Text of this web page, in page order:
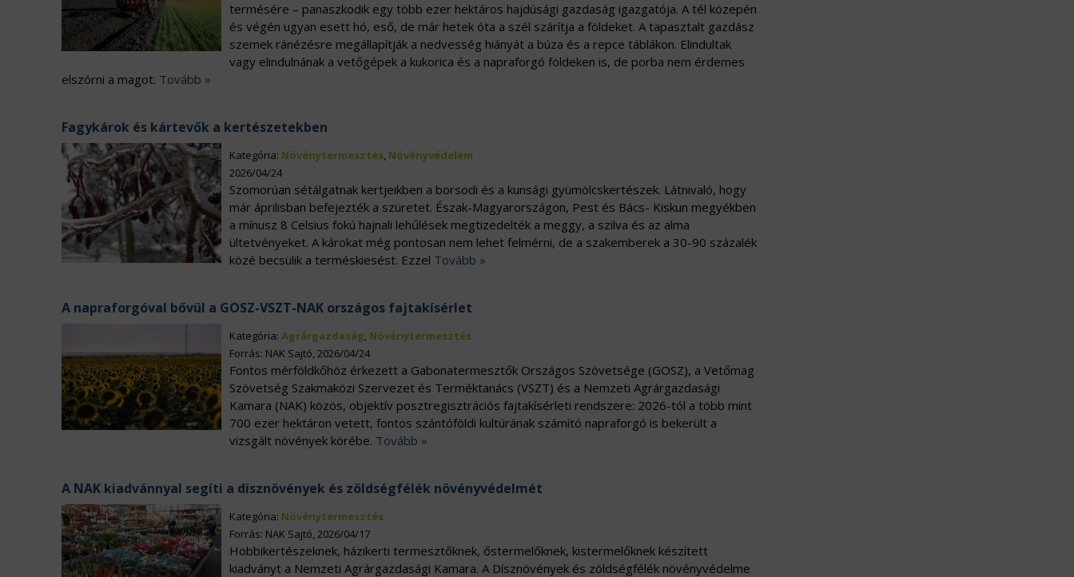
termésére – panaszkodik egy több ezer hektáros hajdúsági gazdaság igazgatója. A tél közepén
és végén ugyan esett hó, eső, de már hetek óta a szél szárítja a földeket. A tapasztalt gazdász
szemek ránézésre megállapítják a nedvesség hiányát a búza és a repce táblákon. Elindultak
vagy elindulnának a vetőgépek a kukorica és a napraforgó földeken is, de porba nem érdemes
elszórni a magot. Tovább »
Fagykárok és kártevők a kertészetekben
Kategória: Növénytermesztés, Növényvédelem
2026/04/24
Szomorúan sétálgatnak kertjeikben a borsodi és a kunsági gyümölcskertészek. Látnivaló, hogy
már áprilisban befejezték a szüretet. Észak-Magyarországon, Pest és Bács- Kiskun megyékben
a mínusz 8 Celsius fokú hajnali lehűlések megtizedelték a meggy, a szilva és az alma
ültetvényeket. A károkat még pontosan nem lehet felmérni, de a szakemberek a 30-90 százalék
közé becsülik a terméskiesést. Ezzel Tovább »
A napraforgóval bővül a GOSZ-VSZT-NAK országos fajtakísérlet
Kategória: Agrárgazdaság, Növénytermesztés
Forrás: NAK Sajtó, 2026/04/24
Fontos mérföldkőhöz érkezett a Gabonatermesztők Országos Szövetsége (GOSZ), a Vetőmag
Szövetség Szakmaközi Szervezet és Terméktanács (VSZT) és a Nemzeti Agrárgazdasági
Kamara (NAK) közös, objektív posztregisztrációs fajtakísérleti rendszere: 2026-tól a több mint
700 ezer hektáron vetett, fontos szántóföldi kultúrának számító napraforgó is bekerült a
vizsgált növények körébe. Tovább »
A NAK kiadvánnyal segíti a dísznövények és zöldségfélék növényvédelmét
Kategória: Növénytermesztés
Forrás: NAK Sajtó, 2026/04/17
Hobbikertészeknek, házikerti termesztőknek, őstermelőknek, kistermelőknek készített
kiadványt a Nemzeti Agrárgazdasági Kamara. A Dísznövények és zöldségfélék növényvédelme